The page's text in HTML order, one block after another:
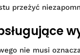
przeżyć
nie musi